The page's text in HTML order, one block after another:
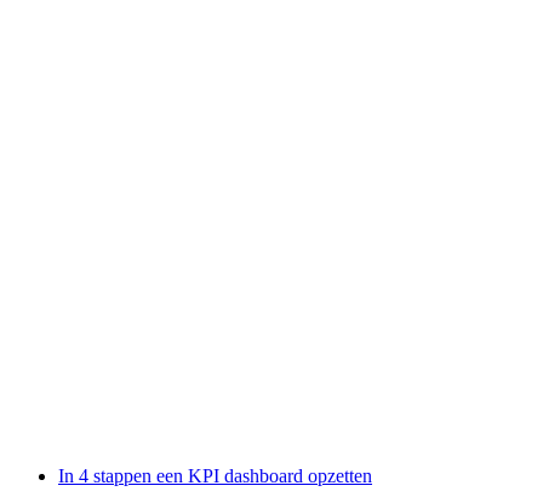
In 4 stappen een KPI dashboard opzetten